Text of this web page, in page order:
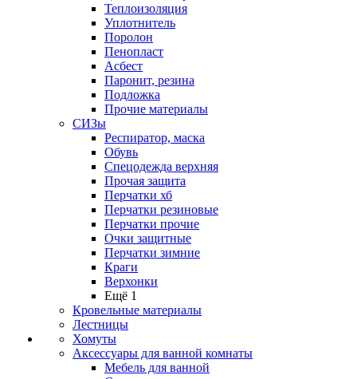
Теплоизоляция
Уплотнитель
Поролон
Пенопласт
Асбест
Паронит, резина
Подложка
Прочие материалы
СИЗы
Респиратор, маска
Обувь
Спецодежда верхняя
Прочая защита
Перчатки хб
Перчатки резиновые
Перчатки прочие
Очки защитные
Перчатки зимние
Краги
Верхонки
Ещё 1
Кровельные материалы
Лестницы
Хомуты
Аксессуары для ванной комнаты
Мебель для ванной